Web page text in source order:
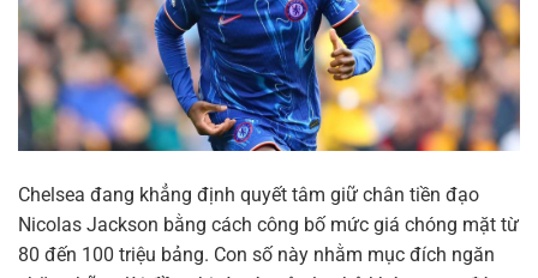
Chelsea đang khẳng định quyết tâm giữ chân tiền đạo
Nicolas Jackson bằng cách công bố mức giá chóng mặt từ
80 đến 100 triệu bảng. Con số này nhằm mục đích ngăn